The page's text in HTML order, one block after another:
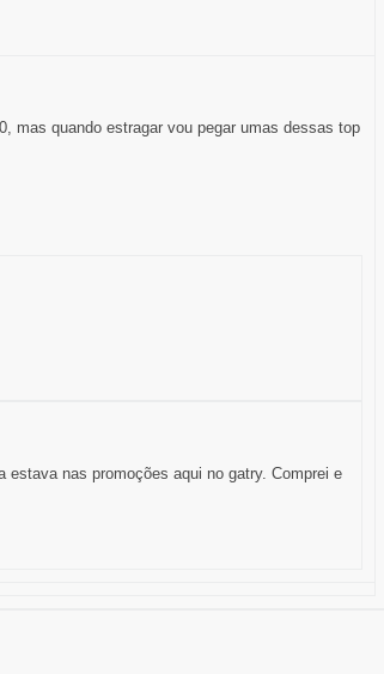
mas quando estragar vou pegar umas dessas top
estava nas promoções aqui no gatry. Comprei e